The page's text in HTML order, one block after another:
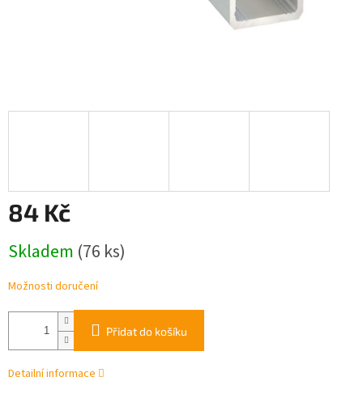
84 Kč
cena:
Skladem (76 ks)
Možnosti doručení
Přidat do košíku
Detailní informace